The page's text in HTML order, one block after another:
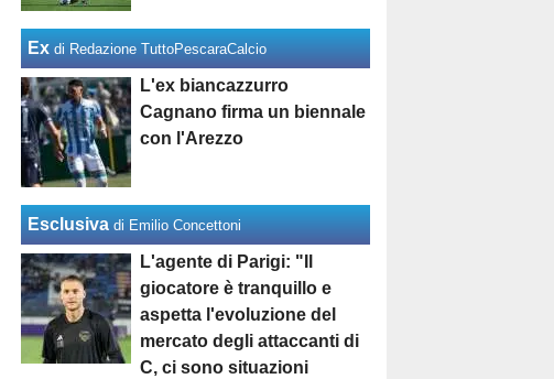
Ex di Redazione TuttoPescaraCalcio
L'ex biancazzurro
Cagnano firma un biennale
con l'Arezzo
Esclusiva di Emilio Concettoni
L'agente di Parigi: "Il
giocatore è tranquillo e
aspetta l'evoluzione del
mercato degli attaccanti di
C, ci sono situazioni